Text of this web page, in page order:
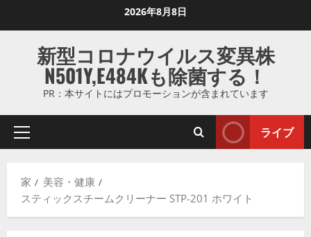
ス
ッ
す
2026年8月8日
新型コロナウイルス変異株
N501Y,E484Kも除菌する！
PR：本サイトにはプロモーションが含まれています
プ
マ
リ
ライブ
家
美容・健康
スティックスチームクリーナー STP-201 ホワイト